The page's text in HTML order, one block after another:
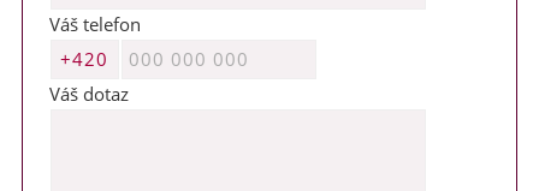
Váš telefon
Váš dotaz